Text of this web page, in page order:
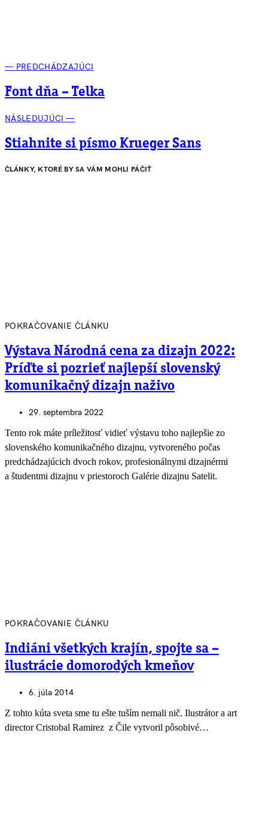
— PREDCHÁDZAJÚCI
Font dňa – Telka
NÁSLEDUJÚCI —
Stiahnite si písmo Krueger Sans
ČLÁNKY, KTORÉ BY SA VÁM MOHLI PÁČIŤ
POKRAČOVANIE ČLÁNKU
Výstava Národná cena za dizajn 2022:
Príďte si pozrieť najlepší slovenský
komunikačný dizajn naživo
29. septembra 2022
Tento rok máte príležitosť vidieť výstavu toho najlepšie zo
slovenského komunikačného dizajnu, vytvoreného počas
predchádzajúcich dvoch rokov, profesionálnymi dizajnérmi
a študentmi dizajnu v priestoroch Galérie dizajnu Satelit.
POKRAČOVANIE ČLÁNKU
Indiáni všetkých krajín, spojte sa –
ilustrácie domorodých kmeňov
6. júla 2014
Z tohto kúta sveta sme tu ešte tuším nemali nič. Ilustrátor a art
director Cristobal Ramirez z Čile vytvoril pôsobivé…